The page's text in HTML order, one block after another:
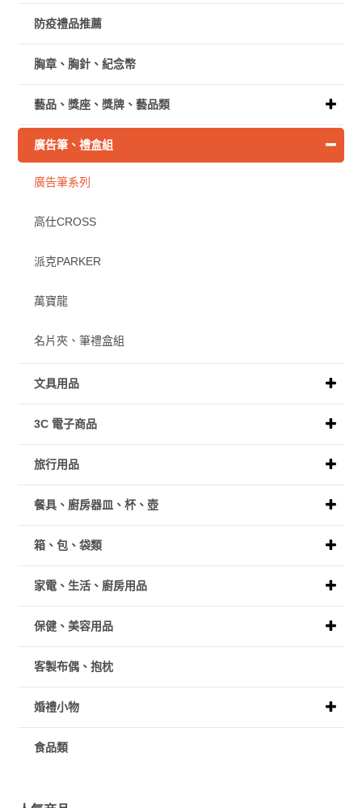
防疫禮品推薦
胸章、胸針、紀念幣
藝品、獎座、獎牌、藝品類
廣告筆、禮盒組
廣告筆系列
高仕CROSS
派克PARKER
萬寶龍
名片夾、筆禮盒組
文具用品
3C 電子商品
旅行用品
餐具、廚房器皿、杯、壺
箱、包、袋類
家電、生活、廚房用品
保健、美容用品
客製布偶、抱枕
婚禮小物
食品類